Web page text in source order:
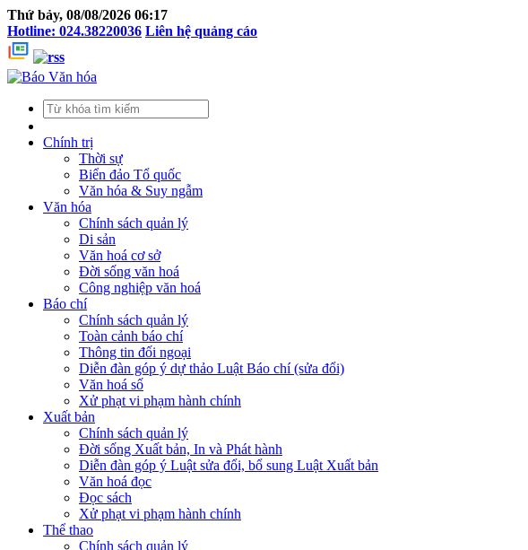
Thứ bảy, 08/08/2026 06:17
Hotline: 024.38220036 Liên hệ quảng cáo
Chính trị
Thời sự
Biển đảo Tổ quốc
Văn hóa & Suy ngẫm
Văn hóa
Chính sách quản lý
Di sản
Văn hoá cơ sở
Đời sống văn hoá
Công nghiệp văn hoá
Báo chí
Chính sách quản lý
Toàn cảnh báo chí
Thông tin đối ngoại
Diễn đàn góp ý dự thảo Luật Báo chí (sửa đổi)
Văn hoá số
Xử phạt vi phạm hành chính
Xuất bản
Chính sách quản lý
Đời sống Xuất bản, In và Phát hành
Diễn đàn góp ý Luật sửa đổi, bổ sung Luật Xuất bản
Văn hoá đọc
Đọc sách
Xử phạt vi phạm hành chính
Thể thao
Chính sách quản lý